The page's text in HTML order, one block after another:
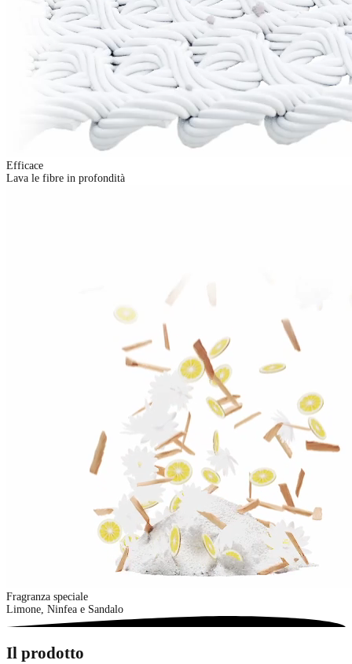
Efficace
Lava le fibre in profondità
Fragranza speciale
Limone, Ninfea e Sandalo
Il prodotto